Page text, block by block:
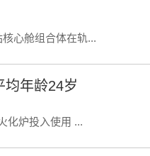
心舱组合体在轨...
均年龄24岁
炉投入使用 ...